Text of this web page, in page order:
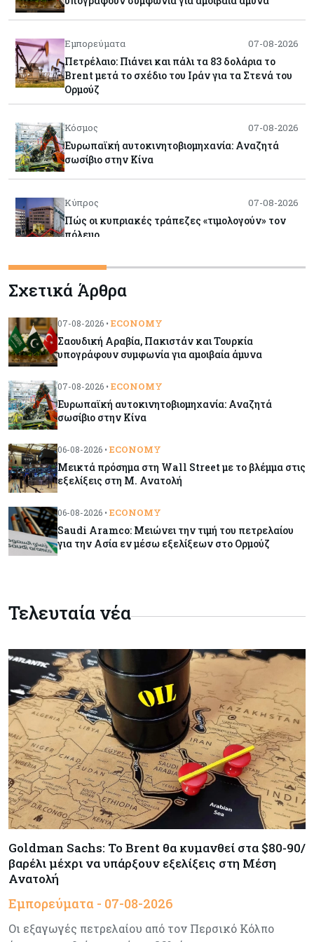
Εμπορεύματα 07-08-2026
Πετρέλαιο: Πιάνει και πάλι τα 83 δολάρια το
Brent μετά το σχέδιο του Ιράν για τα Στενά του
Ορμούζ
Κόσμος 07-08-2026
Ευρωπαϊκή αυτοκινητοβιομηχανία: Αναζητά
σωσίβιο στην Κίνα
Κύπρος 07-08-2026
Πώς οι κυπριακές τράπεζες «τιμολογούν» τον
πόλεμο
Νέα διοικητικά συμβούλια σε Cyta, AHK και σε
Κόσμος 06-08-2026
στις εξελίξεις στη Μ. Ανατολή
Κύπρος
Ανοίγει ξανά από αύριο η οδική πρόσβαση στις
Μ. Δαμιανός: Τεράστια νέα δυναμική στον GSI,
αναμένεται η μελέτη ΕΤΕπ για συμμετοχή
πετρελαίου για την Ασία εν μέσω εξελίξεων στο
Ορμούζ
Κύπρος 06-08-2026
Πιάνει δουλειά ο Κυπριακός Οργανισμός
Ανάπτυξης Επιχειρήσεων – Διορίστηκε το δ.σ.,
ενεργοποιήθηκε ο νόμος
Κόσμος 06-08-2026
Warner Bros: "Φρένο" στα έσοδα εξαιτίας των
κινηματογραφικών επιδόσεων και της
απουσίας του NBA
Banking 06-08-2026
Commerzbank: Η Όρλοπ αλλάζει στάση
απέναντι στη UniCredit ενόψει κρίσιμων
Κόσμος
«Spider-Man: Brand New Day»: Έφτασε το 1
Σχετικά Άρθρα
07-08-2026 • ECONOMY
Σαουδική Αραβία, Πακιστάν και Τουρκία
υπογράφουν συμφωνία για αμοιβαία άμυνα
07-08-2026 • ECONOMY
Ευρωπαϊκή αυτοκινητοβιομηχανία: Αναζητά
σωσίβιο στην Κίνα
06-08-2026 • ECONOMY
Μεικτά πρόσημα στη Wall Street με το βλέμμα στις
εξελίξεις στη Μ. Ανατολή
06-08-2026 • ECONOMY
Saudi Aramco: Μειώνει την τιμή του πετρελαίου
για την Ασία εν μέσω εξελίξεων στο Ορμούζ
Τελευταία νέα
Goldman Sachs: Το Brent θα κυμανθεί στα $80-90/
βαρέλι μέχρι να υπάρξουν εξελίξεις στη Μέση
Ανατολή
Εμπορεύματα - 07-08-2026
Οι εξαγωγές πετρελαίου από τον Περσικό Κόλπο